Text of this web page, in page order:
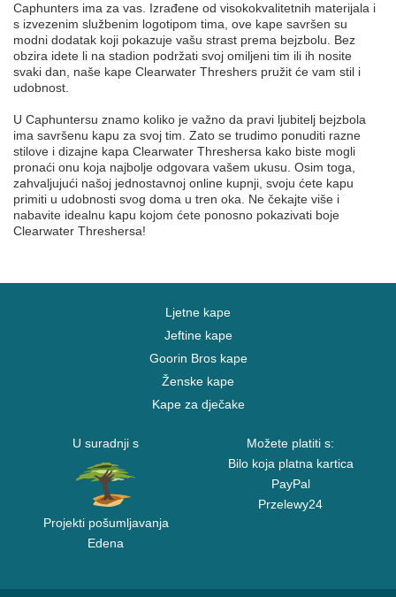
Caphunters ima za vas. Izrađene od visokokvalitetnih materijala i
s izvezenim službenim logotipom tima, ove kape savršen su
modni dodatak koji pokazuje vašu strast prema bejzbolu. Bez
obzira idete li na stadion podržati svoj omiljeni tim ili ih nosite
svaki dan, naše kape Clearwater Threshers pružit će vam stil i
udobnost.
U Caphuntersu znamo koliko je važno da pravi ljubitelj bejzbola
ima savršenu kapu za svoj tim. Zato se trudimo ponuditi razne
stilove i dizajne kapa Clearwater Threshersa kako biste mogli
pronaći onu koja najbolje odgovara vašem ukusu. Osim toga,
zahvaljujući našoj jednostavnoj online kupnji, svoju ćete kapu
primiti u udobnosti svog doma u tren oka. Ne čekajte više i
nabavite idealnu kapu kojom ćete ponosno pokazivati boje
Clearwater Threshersa!
Ljetne kape
Jeftine kape
Goorin Bros kape
Ženske kape
Kape za dječake
U suradnji s
Projekti pošumljavanja
Edena
Možete platiti s:
Bilo koja platna kartica
PayPal
Przelewy24